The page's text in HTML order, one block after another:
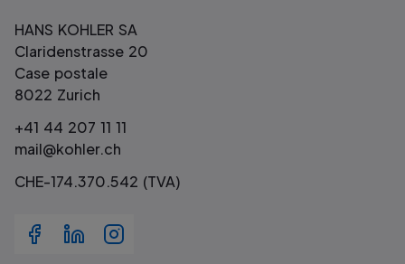
HANS KOHLER SA
Claridenstrasse 20
Case postale
8022 Zurich
+41 44 207 11 11
mail@kohler.ch
CHE-174.370.542 (TVA)